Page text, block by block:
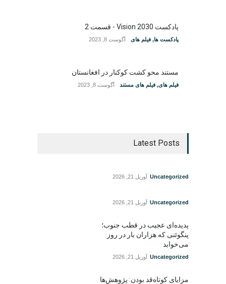
پادکست Vision 2030 - قسمت 2
پادکست ها, فیلم های آگوست 8, 2023
مستند محو کشت کوکنار در افغانستان
فیلم های, فیلم های مستند آگوست 8, 2023
Latest Posts
Uncategorized آوریل 21, 2026
Uncategorized آوریل 21, 2026
پدیده‌ای عجیب در قطب جنوب؛
پنگوئنی که هزاران بار در روز
می‌خوابد
Uncategorized آوریل 21, 2026
مزایای کوتاه‌قد بودن: پژوهش‌ها